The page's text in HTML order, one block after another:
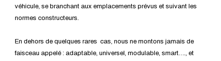
véhicule, se branchant aux emplacements prévus et suivant les
normes constructeurs.
En dehors de quelques rares cas, nous ne montons jamais de
faisceau appelé : adaptable, universel, modulable, smart…., et